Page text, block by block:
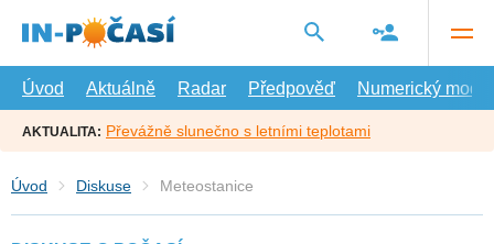
hlavní
Úvod
Aktuálně Radar Předpověď Numerický model
AKTUALITA: Převážně slunečno s letními teplotami
Úvod Diskuse Meteostanice